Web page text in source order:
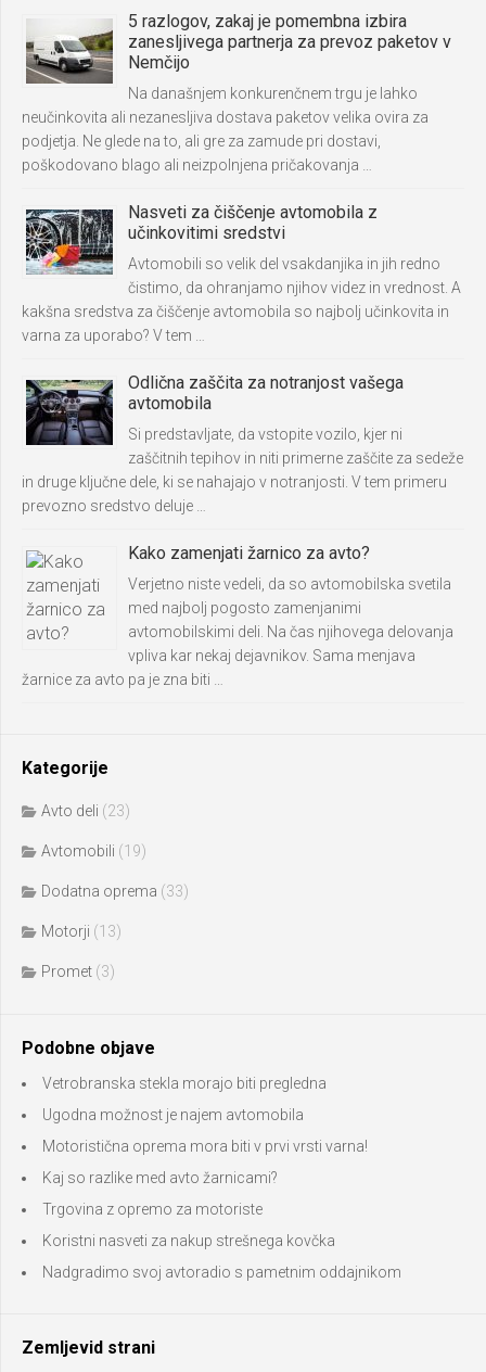
5 razlogov, zakaj je pomembna izbira
zanesljivega partnerja za prevoz paketov v
Nemčijo
Na današnjem konkurenčnem trgu je lahko
neučinkovita ali nezanesljiva dostava paketov velika ovira za
podjetja. Ne glede na to, ali gre za zamude pri dostavi,
poškodovano blago ali neizpolnjena pričakovanja …
Nasveti za čiščenje avtomobila z
učinkovitimi sredstvi
Avtomobili so velik del vsakdanjika in jih redno
čistimo, da ohranjamo njihov videz in vrednost. A
kakšna sredstva za čiščenje avtomobila so najbolj učinkovita in
varna za uporabo? V tem …
Odlična zaščita za notranjost vašega
avtomobila
Si predstavljate, da vstopite vozilo, kjer ni
zaščitnih tepihov in niti primerne zaščite za sedeže
in druge ključne dele, ki se nahajajo v notranjosti. V tem primeru
prevozno sredstvo deluje …
Kako zamenjati žarnico za avto?
Verjetno niste vedeli, da so avtomobilska svetila
med najbolj pogosto zamenjanimi
avtomobilskimi deli. Na čas njihovega delovanja
vpliva kar nekaj dejavnikov. Sama menjava
žarnice za avto pa je zna biti …
Kategorije
Avto deli (23)
Avtomobili (19)
Dodatna oprema (33)
Motorji (13)
Promet (3)
Podobne objave
Vetrobranska stekla morajo biti pregledna
Ugodna možnost je najem avtomobila
Motoristična oprema mora biti v prvi vrsti varna!
Kaj so razlike med avto žarnicami?
Trgovina z opremo za motoriste
Koristni nasveti za nakup strešnega kovčka
Nadgradimo svoj avtoradio s pametnim oddajnikom
Zemljevid strani